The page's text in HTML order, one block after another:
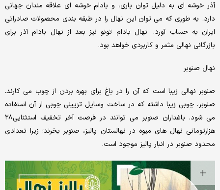
آذر خوشه ای به دلیل توان باری، و بادام خوشه ای علاقه مندان جهانی
دارد. به طوری که می توان این نهال را در طبقه بندی محصولات صادراتی
ایران به حساب آورد. نهال بادام تونو نیز بعد از نهال بادام آذر برای
بازرگانی نهالی مثمر و کاربردی خواهد بود.
نهال صنوبر
صنوبر نهالی زیبا است که آن را در باغ برای بهره بردن از چوب می کارند.
صنوبر، چوبی زیبا داشته که در ساخت وسایل تزیینی چوبی از آن استفاده
می شود. باغداران صنوبر می توانند در فرصت آخر تخفیف استثنایی۲۸
هزارتومانی نهال های میوه در نهالستان پالیز، صنوبر بخرند؛ زیرا تعدادی
محدود صنوبر در انبار پالیز موجود است.